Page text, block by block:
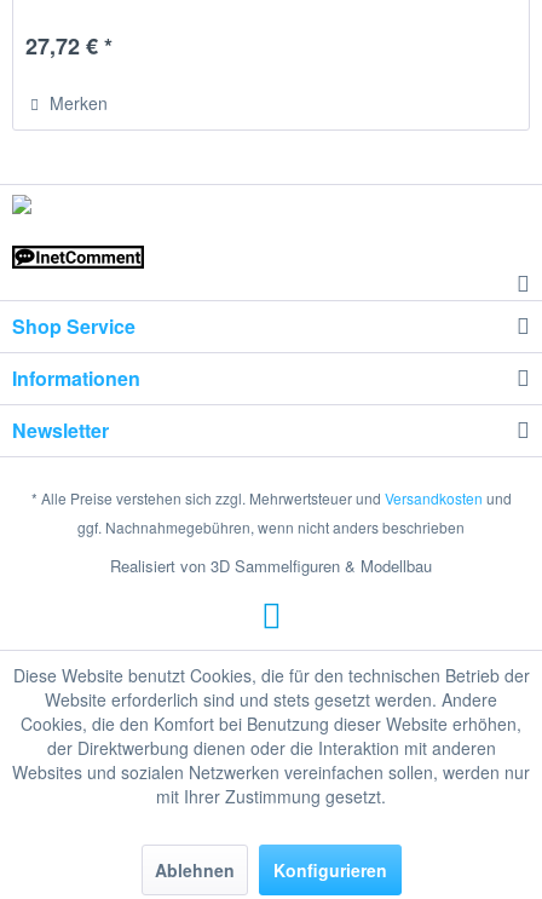
27,72 € *
Merken
Shop Service
Informationen
Newsletter
* Alle Preise verstehen sich zzgl. Mehrwertsteuer und Versandkosten und
ggf. Nachnahmegebühren, wenn nicht anders beschrieben
Realisiert von 3D Sammelfiguren & Modellbau
Diese Website benutzt Cookies, die für den technischen Betrieb der
Website erforderlich sind und stets gesetzt werden. Andere
Cookies, die den Komfort bei Benutzung dieser Website erhöhen,
der Direktwerbung dienen oder die Interaktion mit anderen
Websites und sozialen Netzwerken vereinfachen sollen, werden nur
mit Ihrer Zustimmung gesetzt.
Ablehnen Konfigurieren